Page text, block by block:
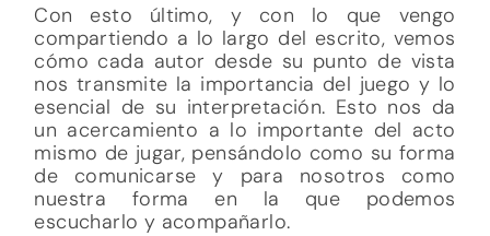
Con esto último, y con lo que vengo
compartiendo a lo largo del escrito, vemos
cómo cada autor desde su punto de vista
nos transmite la importancia del juego y lo
esencial de su interpretación. Esto nos da
un acercamiento a lo importante del acto
mismo de jugar, pensándolo como su forma
de comunicarse y para nosotros como
nuestra forma en la que podemos
escucharlo y acompañarlo.